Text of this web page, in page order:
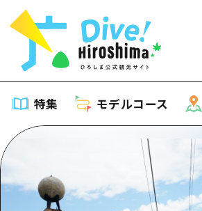
特集 モデルコース
特集一覧
モデルコース